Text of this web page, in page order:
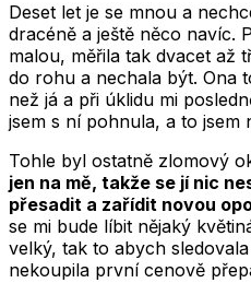
Deset let je se mnou a
dracéně a ještě něco navíc.
malou, měřila tak dvacet až
do rohu a nechala být. Ona
než já a při úklidu mi
jsem s ní pohnula, a to jsem
Tohle byl ostatně zlomový
jen na mě, takže se jí nic
přesadit a zařídit novou
se mi bude líbit nějaký
velký, tak to abych
nekoupila první cenově